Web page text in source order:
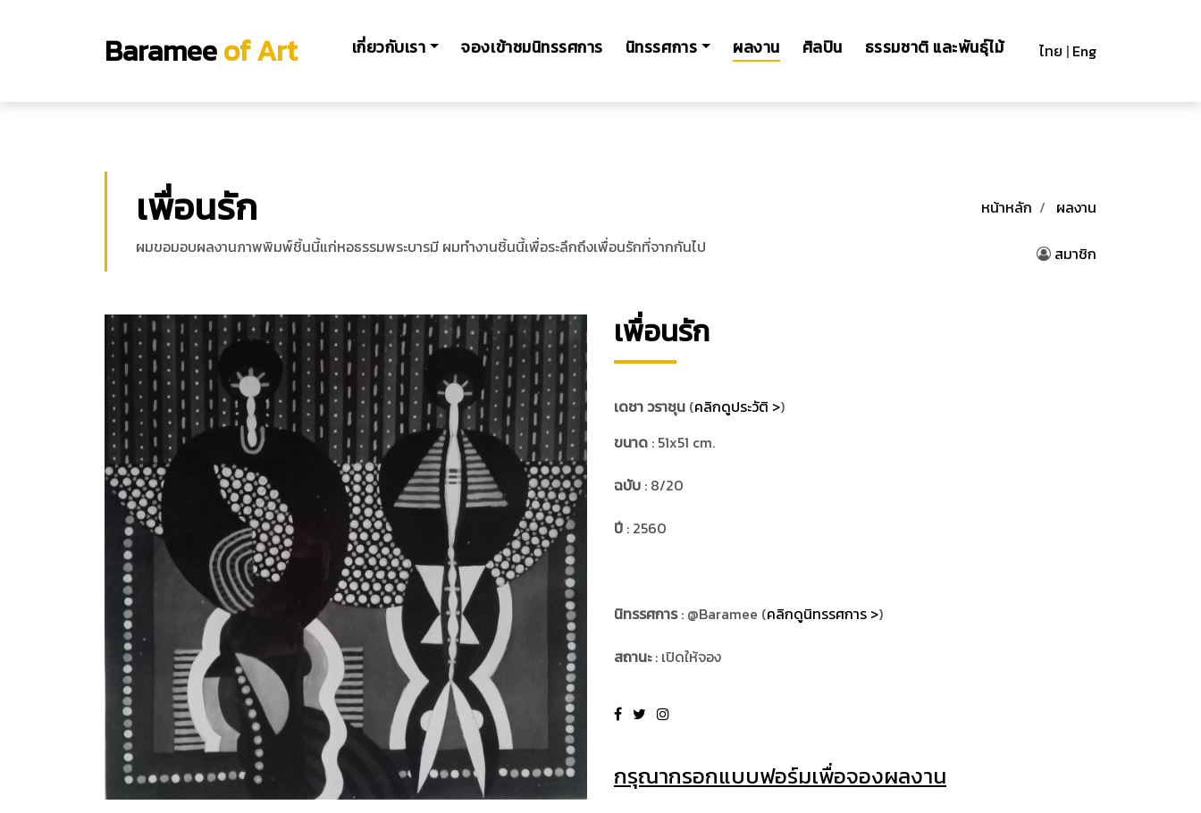
Barameeof Art เกี่ยวกับเรา จองเข้าชมนิทรรศการ นิทรรศการ ผลงาน ศิลปิน ธรรมชาติ และพันธุ์ไม้ ไทย | Eng
เพื่อนรัก
ผมขอมอบผลงานภาพพิมพ์ชิ้นนี้แก่หอธรรมพระบารมี ผมทำงานชิ้นนี้เพื่อระลึกถึงเพื่อนรักที่จากกันไป
หน้าหลัก ผลงาน
สมาชิก
เพื่อนรัก
เดชา วราชุน (คลิกดูประวัติ >)
ขนาด : 51x51 cm.
ฉบับ : 8/20
ปี : 2560
นิทรรศการ: @Baramee (คลิกดูนิทรรศการ >)
สถานะ: เปิดให้จอง
กรุณากรอกแบบฟอร์มเพื่อจองผลงาน